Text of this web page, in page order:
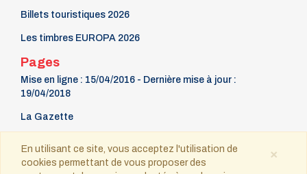
Billets touristiques 2026
Les timbres EUROPA 2026
Pages
Mise en ligne : 15/04/2016 - Dernière mise à jour :
19/04/2018
La Gazette
Contact
×
En utilisant ce site, vous acceptez l'utilisation de
cookies permettant de vous proposer des